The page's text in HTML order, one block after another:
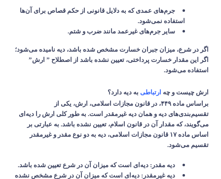
جرم‌های عمدی که به دلایل قانونی از حکم قصاص برای آن‌ها
استفاده نمی‌شود.
سایر جرم‌های غیرعمد مانند ضرب و شتم.
اگر در شرع، میزان جبران خسارت مشخص شده باشد، دیه نامیده می‌شود؛
اگر این مقدار خسارت پرداختی، تعیین نشده باشد از اصطلاح ” ارش”
استفاده می‌شود.
ارش چیست و چه ارتباطی به دیه دارد؟
براساس ماده ۴۴۹، در قانون مجازات اسلامی، ارش، یکی از
تقسیم‌بندی‌های دیه و همان دیه غیرمقدر است. به طور کلی ارش را دیه‌ای
می‌گویند، که مقدار آن در قانون اسلام، تعیین نشده باشد. به عبارتی بر
اساس ماده ۱۷ قانون مجازات اسلامی، دیه به دو نوع مقدر و غیرمقدر
تقسیم می‌شود.
دیه مقدر : دیه‌ای است که میزان آن در شرع تعیین شده باشد.
دیه غیرمقدر : دیه‌ای است که میزان آن در شرع مشخص نشده